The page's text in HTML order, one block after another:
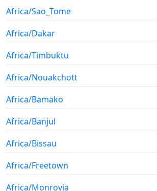
Africa/Sao_Tome
Africa/Dakar
Africa/Timbuktu
Africa/Nouakchott
Africa/Bamako
Africa/Banjul
Africa/Bissau
Africa/Freetown
Africa/Monrovia